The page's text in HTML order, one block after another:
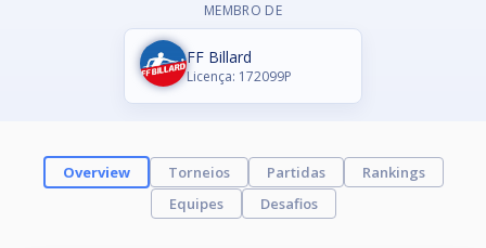
MEMBRO DE
FF Billard
Licença: 172099P
Overview Torneios Partidas
Rankings
Equipes
Desafios